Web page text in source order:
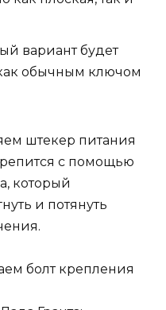
вариант будет
обычным ключом
штекер питания
с помощью
который
и потянуть
болт крепления